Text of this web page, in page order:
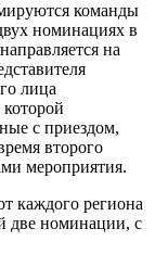
команды
номинациях в
на
лица
которой
с приездом,
второго
мероприятия.
каждого региона
две номинации, с